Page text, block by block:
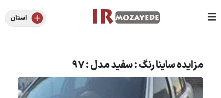
استان
مزایده ساینا رنگ : سفید مدل : 97